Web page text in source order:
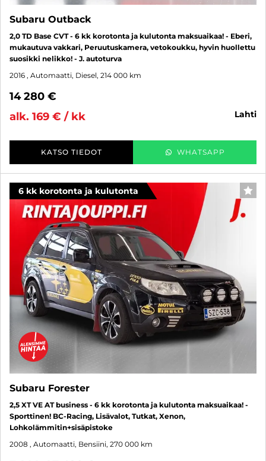
Subaru Outback
2,0 TD Base CVT - 6 kk korotonta ja kulutonta maksuaikaa! - Eberi,
mukautuva vakkari, Peruutuskamera, vetokoukku, hyvin huollettu
suosikki nelikko! - J. autoturva
2016 , Automaatti, Diesel, 214 000 km
14 280 €
alk. 169 € / kk
lahti
KATSO TIEDOT WHATSAPP
6 kk korotonta ja kulutonta
Subaru Forester
2,5 XT VE AT business - 6 kk korotonta ja kulutonta maksuaikaa! -
Sporttinen! BC-Racing, Lisävalot, Tutkat, Xenon,
Lohkolämmitin+sisäpistoke
2008 , Automaatti, Bensiini, 270 000 km